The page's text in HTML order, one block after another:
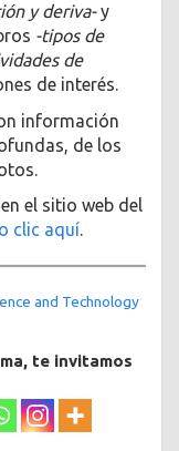
y deriva-y
-tipos de
de
de interés.
información
de los
el sitio web del
clic aquí.
and Technology
te invitamos